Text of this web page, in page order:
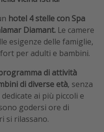
hotel 4 stelle con Spa
Diamant. Le camere
esigenze delle famiglie,
per adulti e bambini.
di attività
di diverse età, senza
ai più piccoli e
godersi ore di
si rilassano.